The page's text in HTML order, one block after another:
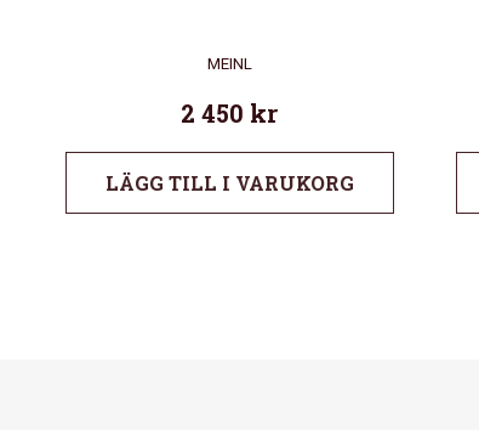
MEINL
2 450 kr
LÄGG TILL I VARUKORG